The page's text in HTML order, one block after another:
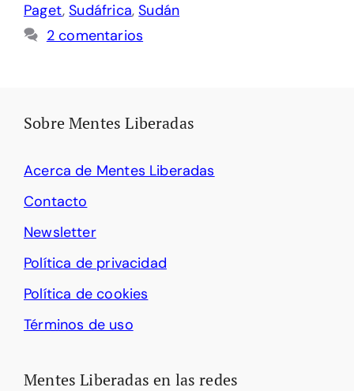
Paget,Sudáfrica,Sudán
2 comentarios
Sobre Mentes Liberadas
Acerca de Mentes Liberadas
Contacto
Newsletter
Política de privacidad
Política de cookies
Términos de uso
Mentes Liberadas en las redes